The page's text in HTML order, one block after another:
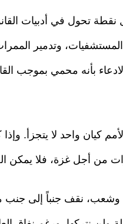
نقطة تحول في أدبيات
وتدمير
بأنه محمي بموجب
كيان واحد لا يتجزأ.
من أجل غزة، فلا يمكن
وشعب، نقف جنباً إلى